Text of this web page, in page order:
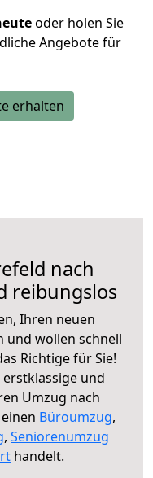
oder holen Sie
Angebote für
erhalten
nach
reibungslos
Ihren neuen
und wollen schnell
Richtige für Sie!
und
Umzug nach
Büroumzug,
, Seniorenumzug
handelt.